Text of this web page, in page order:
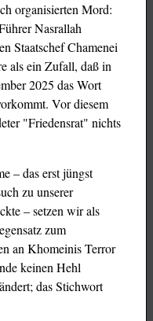
organisierten Mord:
Nasrallah
Staatschef Chamenei
als ein Zufall, daß in
2025 das Wort
Vor diesem
"Friedensrat" nichts
– das erst jüngst
zu unserer
– setzen wir als
zum
an Khomeinis Terror
keinen Hehl
das Stichwort